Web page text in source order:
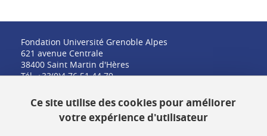
Fondation Université Grenoble Alpes
621 avenue Centrale
38400 Saint Martin d'Hères
Tél. +33(0)4 76 51 44 79
Ce site utilise des cookies pour améliorer
votre expérience d'utilisateur